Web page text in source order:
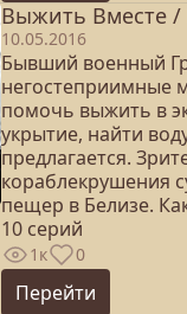
Выжить Вместе /
10.05.2016
Бывший военный
негостеприимные
помочь выжить в
укрытие, найти
предлагается.
кораблекрушения
пещер в Белизе.
10 серий
1к 0
Перейти